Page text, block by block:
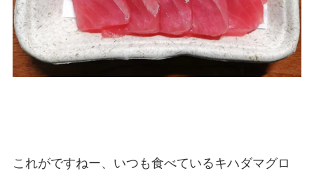
これがですねー、いつも食べているキハダマグロ